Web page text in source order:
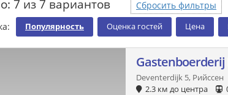
7 из 7 вариантов
Сбросить фильтры
Популярность Оценка гостей Цена
Gastenboerderij
Deventerdijk 5, Рийссен
2.3 км до центра